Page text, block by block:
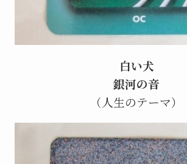
白い犬
銀河の音
（人生のテーマ）